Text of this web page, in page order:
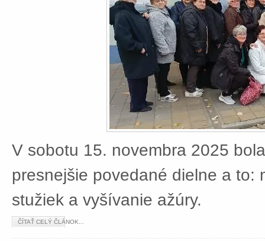
V sobotu 15. novembra 2025
presnejšie povedané dielne a to:
stužiek a vyšívanie ažúry.
ČÍTAŤ CELÝ ČLÁNOK...